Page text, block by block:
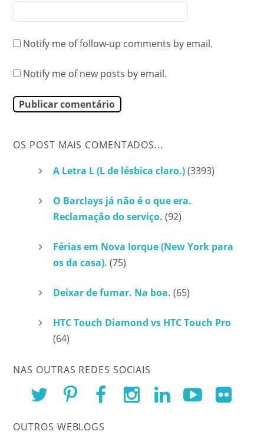
Notify me of follow-up comments by email.
Notify me of new posts by email.
OS POST MAIS COMENTADOS...
A Letra L (L de lésbica claro.)(3393)
O Barclays já não é o que era.
Reclamação do serviço. (92)
Férias em Nova Iorque (New York para
os da casa). (75)
Deixar de fumar. Na boa. (65)
HTC Touch Diamond vs HTC Touch Pro
(64)
NAS OUTRAS REDES SOCIAIS
OUTROS WEBLOGS